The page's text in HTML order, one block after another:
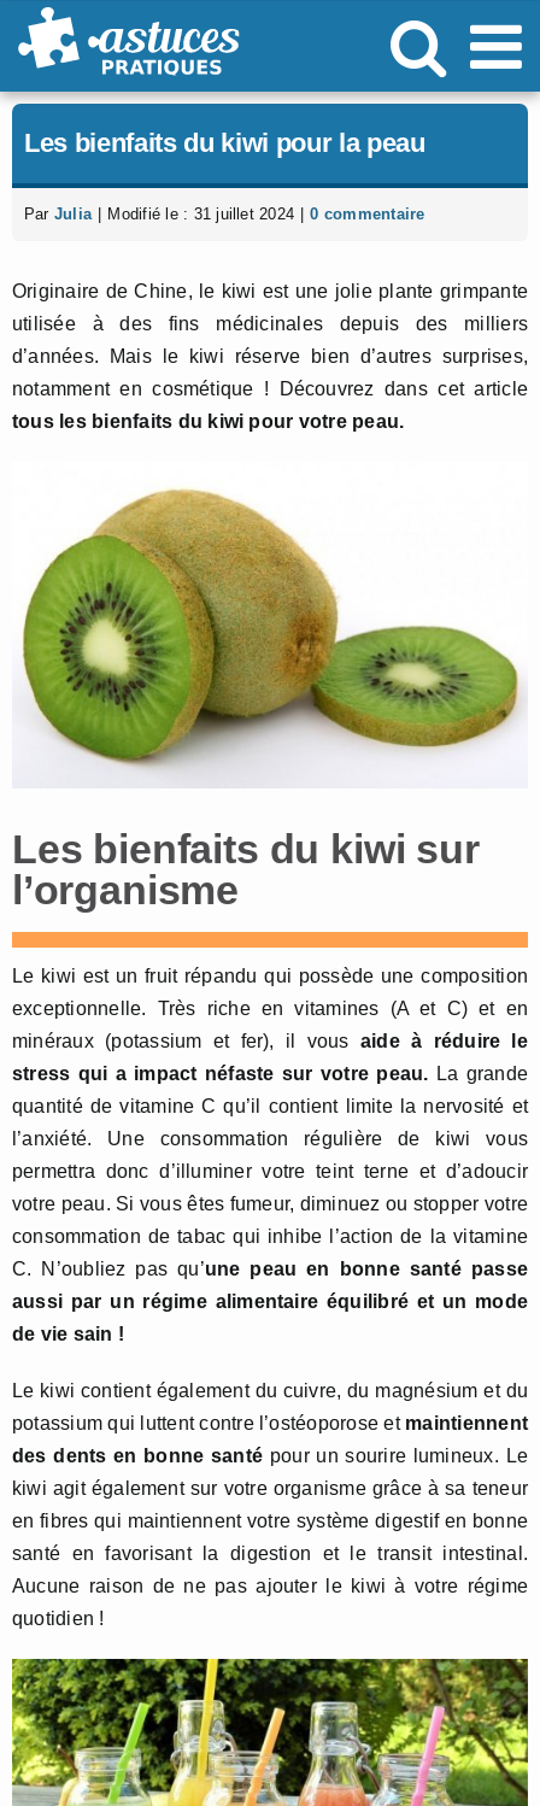
Passer
au
Les bienfaits du kiwi pour la peau
Par Julia Modifié le : 31 juillet 2024 0 commentaire
Originaire de Chine, le kiwi est une jolie plante grimpante
utilisée à des fins médicinales depuis des milliers
d’années. Mais le kiwi réserve bien d’autres surprises,
notamment en cosmétique ! Découvrez dans cet article
tous les bienfaits du kiwi pour votre peau.
Les bienfaits du kiwi sur
l’organisme
Le kiwi est un fruit répandu qui possède une composition
exceptionnelle. Très riche en vitamines (A et C) et en
minéraux (potassium et fer), il vous aide à réduire le
stress qui a impact néfaste sur votre peau. La grande
quantité de vitamine C qu’il contient limite la nervosité et
l’anxiété. Une consommation régulière de kiwi vous
permettra donc d’illuminer votre teint terne et d’adoucir
votre peau. Si vous êtes fumeur, diminuez ou stopper votre
consommation de tabac qui inhibe l’action de la vitamine
C. N’oubliez pas qu’une peau en bonne santé passe
aussi par un régime alimentaire équilibré et un mode
de vie sain !
Le kiwi contient également du cuivre, du magnésium et du
potassium qui luttent contre l’ostéoporose et maintiennent
des dents en bonne santé pour un sourire lumineux. Le
kiwi agit également sur votre organisme grâce à sa teneur
en fibres qui maintiennent votre système digestif en bonne
santé en favorisant la digestion et le transit intestinal.
Aucune raison de ne pas ajouter le kiwi à votre régime
quotidien !